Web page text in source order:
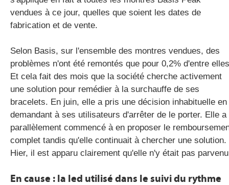
vendues à ce jour, quelles que soient les dates de
fabrication et de vente.
Selon Basis, sur l'ensemble des montres vendues, des
problèmes n'ont été remontés que pour 0,2% d'entre
Et cela fait des mois que la société cherche activement
une solution pour remédier à la surchauffe de ses
bracelets. En juin, elle a pris une décision inhabituelle en
demandant à ses utilisateurs d'arrêter de le porter. Elle a
parallèlement commencé à en proposer le
complet tandis qu'elle continuait à chercher une solution.
Hier, il est apparu clairement qu'elle n'y était pas
En cause : la led utilisé dans le suivi du rythme